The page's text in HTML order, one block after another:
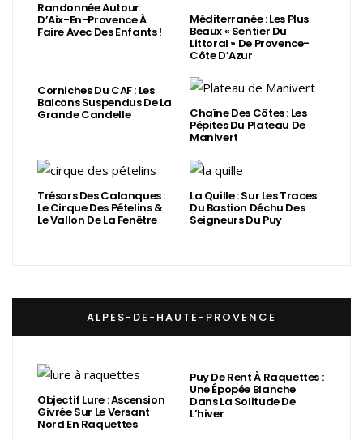
Randonnée Autour
D’Aix-En-Provence À
Faire Avec Des Enfants !
Méditerranée : Les Plus
Beaux « Sentier Du
Littoral » De Provence-
Côte D’Azur
Corniches Du CAF : Les
Balcons Suspendus De La
Grande Candelle Chaîne Des Côtes : Les
Pépites Du Plateau De
Manivert
Trésors Des Calanques :
Le Cirque Des Pételins &
Le Vallon De La Fenêtre
La Quille : Sur Les Traces
Du Bastion Déchu Des
Seigneurs Du Puy
ALPES-DE-HAUTE-PROVENCE
Objectif Lure : Ascension
Givrée Sur Le Versant
Nord En Raquettes
Puy De Rent À Raquettes :
Une Épopée Blanche
Dans La Solitude De
L’hiver